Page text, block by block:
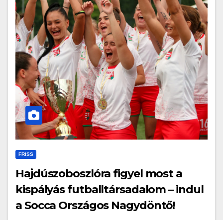
FRISS
Hajdúszoboszlóra figyel most a
kispályás futballtársadalom – indul
a Socca Országos Nagydöntő!